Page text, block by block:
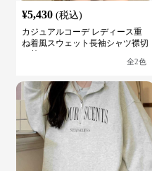
¥5,430 (税込)
カジュアルコーデ レディース重
ね着風スウェット長袖シャツ襟切
全2色